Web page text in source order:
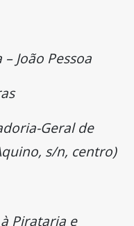
João Pessoa
Geral de
s/n, centro)
Pirataria e